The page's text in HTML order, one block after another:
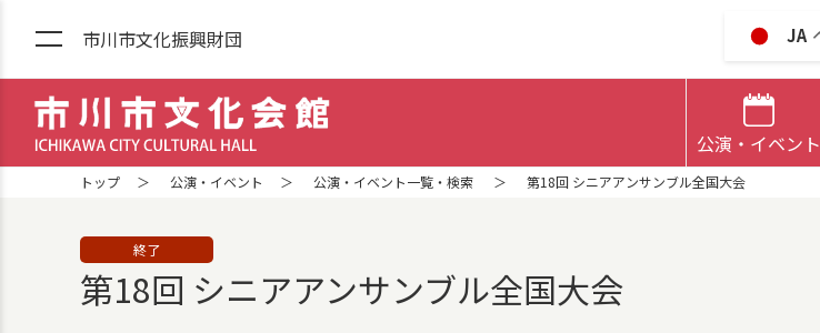
市川市文化振興財団 JA
市川市文化会館 ICHIKAWA CITY CULTRURAL HALL
公演・イベント
トップ 公演・イベント 公演・イベント一覧・検索 第18回 シニアアンサンブル全国大会
終了
第18回 シニアアンサンブル全国大会